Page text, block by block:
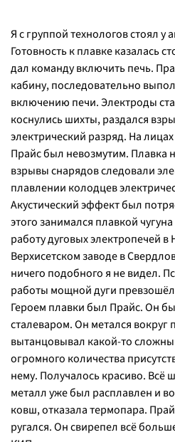
Я с группой технологов стоял у
Готовность к плавке казалась
дал команду включить печь.
кабину, последовательно
включению печи. Электроды
коснулись шихты, раздался
электрический разряд. На
Прайс был невозмутим. Плавка
взрывы снарядов следовали
плавлении колодцев
Акустический эффект был
этого занимался плавкой
работу дуговых электропечей
Верхисетском заводе в
ничего подобного я не видел.
работы мощной дуги
Героем плавки был Прайс. Он
сталеваром. Он метался вокруг
вытанцовывал какой-то
огромного количества
нему. Получалось красиво. Всё
металл уже был расплавлен и
ковш, отказала термопара.
ругался. Он свирепел всё